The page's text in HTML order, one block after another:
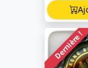
Dernière !